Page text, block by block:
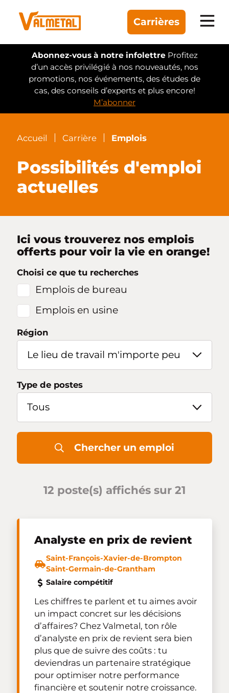
Abonnez-vous à notre infolettreProfitez
d’un accès privilégié à nos nouveautés, nos
promotions, nos événements, des études de
cas, des conseils d’experts et plus encore!
M’abonner
Carrières
Équipement
Gammes
Automatisation
Trouver un concessionnaire
Nous joindre
Accès concessionnaire
EN
Accueil Carrière Emplois
Possibilités d'emploi
actuelles
Ici vous trouverez nos emplois
offerts pour voir la vie en orange!
Choisi ce que tu recherches
Emplois de bureau
Emplois en usine
Région
Type de postes
Chercher un emploi
12 poste(s) affichés sur 21
Analyste en prix de revient
Saint-François-Xavier-de-Brompton
Saint-Germain-de-Grantham
Salaire compétitif
Les chiffres te parlent et tu aimes avoir
un impact concret sur les décisions
d’affaires? Chez Valmetal, ton rôle
d’analyste en prix de revient sera bien
plus que de suivre des coûts : tu
deviendras un partenaire stratégique
pour optimiser notre performance
financière et soutenir notre croissance.